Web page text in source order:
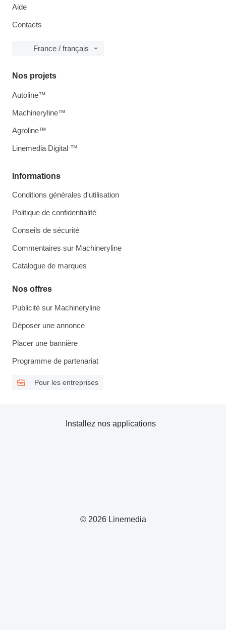
Aide
Contacts
France / français
Informations
Conditions générales d'utilisation
Politique de confidentialité
Conseils de sécurité
Commentaires sur Machineryline
Catalogue de marques
Nos offres
Publicité sur Machineryline
Déposer une annonce
Placer une bannière
Programme de partenariat
Pour les entreprises
Nos projets
Autoline™
Machineryline™
Agroline™
Linemedia Digital ™
© 2026 Linemedia
Installez nos applications